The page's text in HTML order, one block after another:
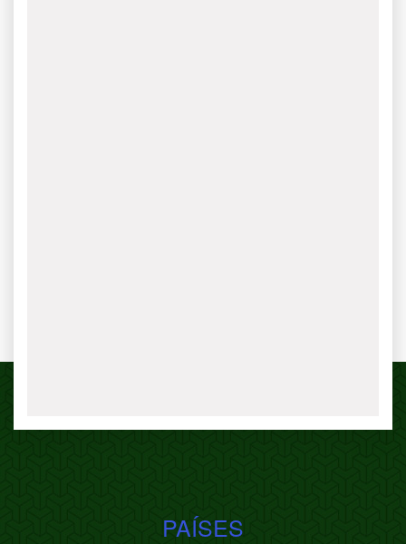
PAÍSES